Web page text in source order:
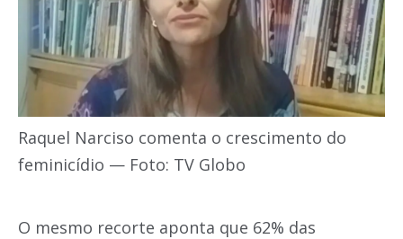
Raquel Narciso comenta o crescimento do
feminicídio — Foto: TV Globo
O mesmo recorte aponta que 62% das